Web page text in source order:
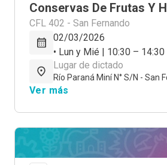
Conservas De Frutas Y
CFL 402 - San Fernando
02/03/2026
• Lun y Mié | 10:30 – 14:30
Lugar de dictado
Río Paraná Miní N° S/N - San
Ver más